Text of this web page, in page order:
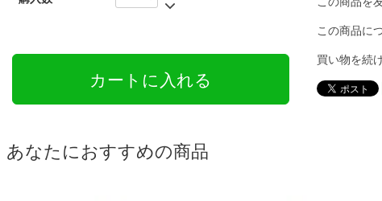
この商品に
買い物を続
あなたにおすすめの商品